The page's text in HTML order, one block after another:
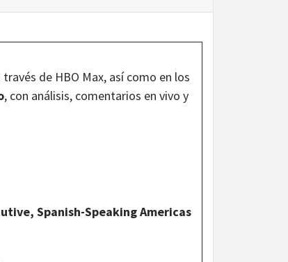
de HBO Max, así como en los
, con análisis, comentarios en vivo y
Spanish-Speaking Americas